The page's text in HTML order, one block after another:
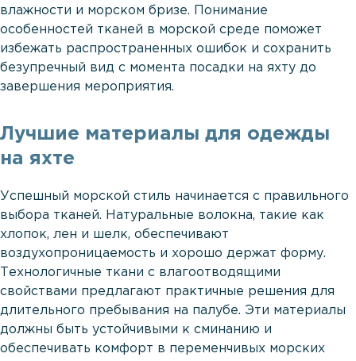
влажности и морском бризе. Понимание
особенностей тканей в морской среде поможет
избежать распространенных ошибок и сохранить
безупречный вид с момента посадки на яхту до
завершения мероприятия.
Лучшие материалы для одежды
на яхте
Успешный морской стиль начинается с правильного
выбора тканей. Натуральные волокна, такие как
хлопок, лен и шелк, обеспечивают
воздухопроницаемость и хорошо держат форму.
Технологичные ткани с влагоотводящими
свойствами предлагают практичные решения для
длительного пребывания на палубе. Эти материалы
должны быть устойчивыми к сминанию и
обеспечивать комфорт в переменчивых морских